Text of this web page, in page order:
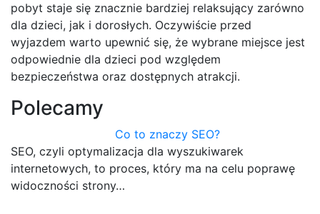
pobyt staje się znacznie bardziej relaksujący zarówno
dla dzieci, jak i dorosłych. Oczywiście przed
wyjazdem warto upewnić się, że wybrane miejsce jest
odpowiednie dla dzieci pod względem
bezpieczeństwa oraz dostępnych atrakcji.
Polecamy
Co to znaczy SEO?
SEO, czyli optymalizacja dla wyszukiwarek
internetowych, to proces, który ma na celu poprawę
widoczności strony…